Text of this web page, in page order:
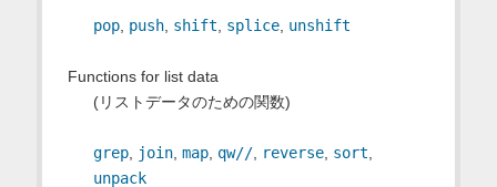
pop, push, shift, splice, unshift
Functions for list data
(リストデータのための関数)
grep, join, map, qw//, reverse, sort,
unpack